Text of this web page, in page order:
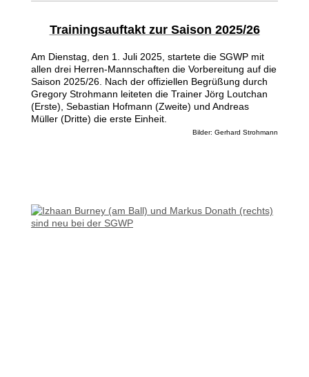
Trainingsauftakt zur Saison 2025/26
Am Dienstag, den 1. Juli 2025, startete die SGWP mit
allen drei Herren-Mannschaften die Vorbereitung auf die
Saison 2025/26. Nach der offiziellen Begrüßung durch
Gregory Strohmann leiteten die Trainer Jörg Loutchan
(Erste), Sebastian Hofmann (Zweite) und Andreas
Müller (Dritte) die erste Einheit.
Bilder: Gerhard Strohmann